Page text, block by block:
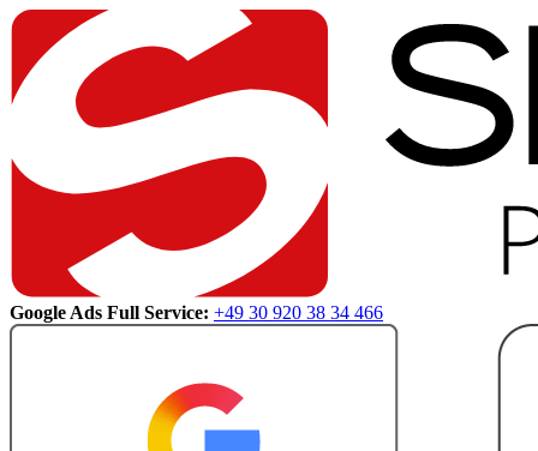
Google Ads Full Service: +49 30 920 38 34 466